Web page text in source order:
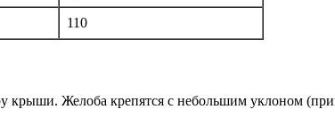
110
крыши. Желоба крепятся с небольшим уклоном